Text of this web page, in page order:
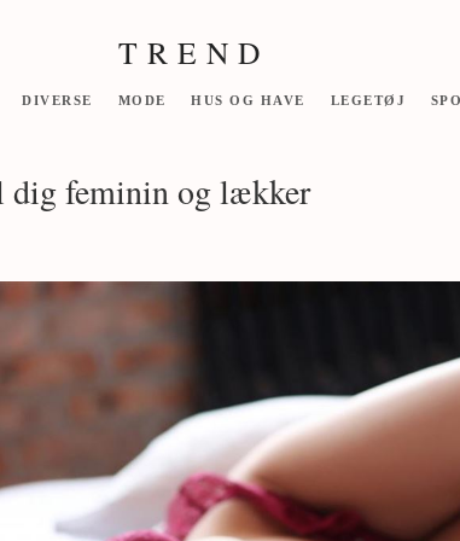
T R E N D
DIVERSE MODE HUS OG HAVE LEGETØJ
dig feminin og lækker